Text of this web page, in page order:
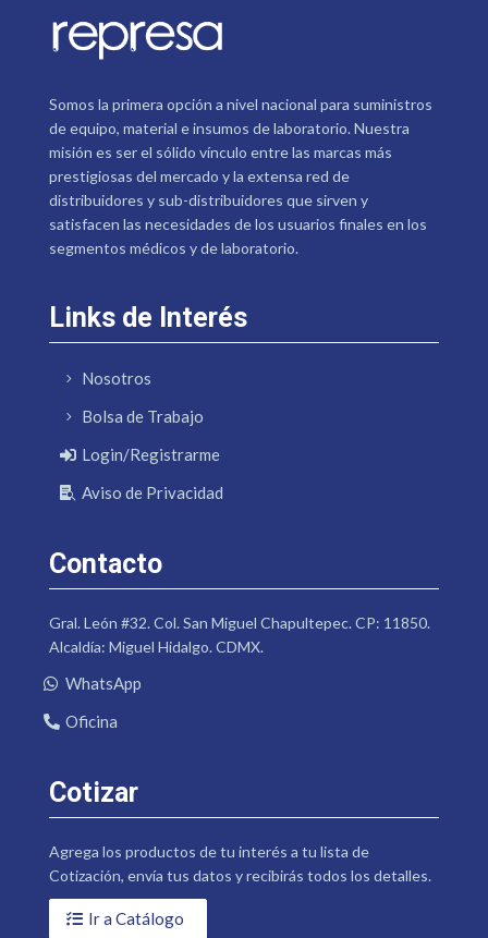
Somos la primera opción a nivel nacional para suministros
de equipo, material e insumos de laboratorio. Nuestra
misión es ser el sólido vínculo entre las marcas más
prestigiosas del mercado y la extensa red de
distribuidores y sub-distribuidores que sirven y
satisfacen las necesidades de los usuarios finales en los
segmentos médicos y de laboratorio.
Links de Interés
Nosotros
Bolsa de Trabajo
Login/Registrarme
Aviso de Privacidad
Contacto
Gral. León #32. Col. San Miguel Chapultepec. CP: 11850.
Alcaldía: Miguel Hidalgo. CDMX.
WhatsApp
Oficina
Cotizar
Agrega los productos de tu interés a tu lista de
Cotización, envía tus datos y recibirás todos los detalles.
Ir a Catálogo